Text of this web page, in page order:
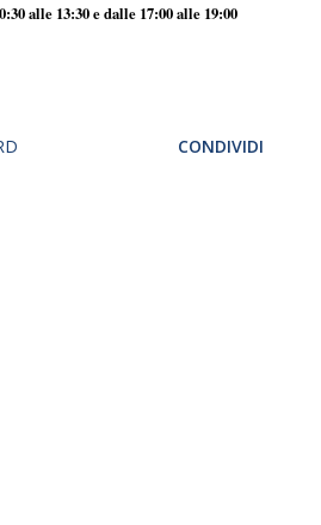
alle 13:30 e dalle 17:00 alle 19:00
CONDIVIDI